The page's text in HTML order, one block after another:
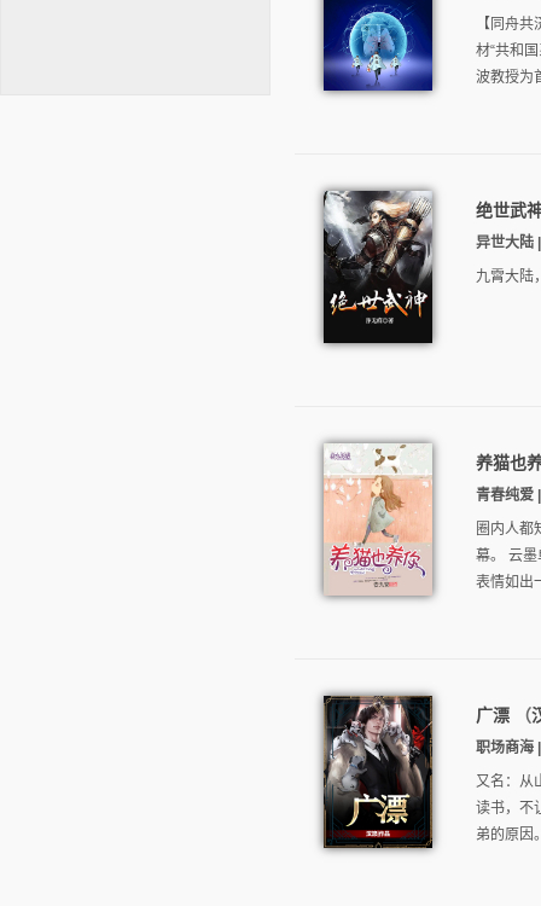
【同舟
材“共和
波教授为
绝世武
异世大陆
九霄大陆
养猫也
青春纯爱
圈内人都
幕。 云墨
表情如出
广漂 （
职场商海
又名：从
读书，不
弟的原因